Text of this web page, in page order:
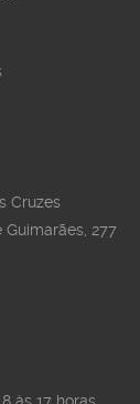
Cruzes
Guimarães, 277